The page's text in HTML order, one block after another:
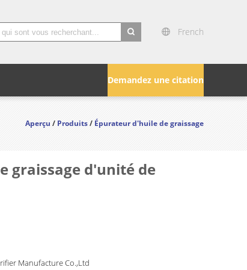
French
Demandez une citation
Aperçu/Produits/Épurateur d'huile de graissage
graissage d'unité de
Manufacture Co.,Ltd